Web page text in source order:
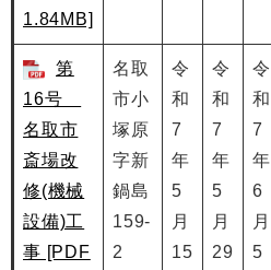
1.84MB]
第
16号
名取市
斎場改
修(機械
設備)工
事 [PDF
名取
市小
塚原
字新
鍋島
159-
2
令
和
7
年
5
月
15
令
和
7
年
5
月
29
令
和
7
年
6
月
5